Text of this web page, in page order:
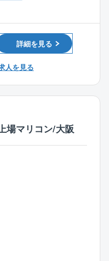
にわたり官公庁（国土
企業と強固な信頼関係
って人々の生活を支え
、疑問に思ったこと
言える自由闊達な企
と休むときはしっかり
。
鋼構造及びコンクリー
詳細を見る
人を見る
場マリコン/大阪